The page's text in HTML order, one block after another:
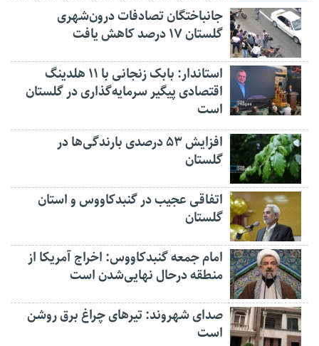
جانباختگان تصادفات درون‌شهری
گلستان ۱۷ درصد کاهش یافت
استاندار: بابک زنجانی با ۱۱ هلدینگ
اقتصادی پیگیر سرمایه‌گذاری در گلستان
است
افزایش ۵۳ درصدی بارندگی‌ها در
گلستان
اتفاقی عجیب در‌ گنبدکاووس و استان
گلستان
امام جمعه گنبدکاووس: اخراج آمریکا از
منطقه درحال نهایی‌شدن است
صدای شهروند: تیرهای چراغ برق روشن
است